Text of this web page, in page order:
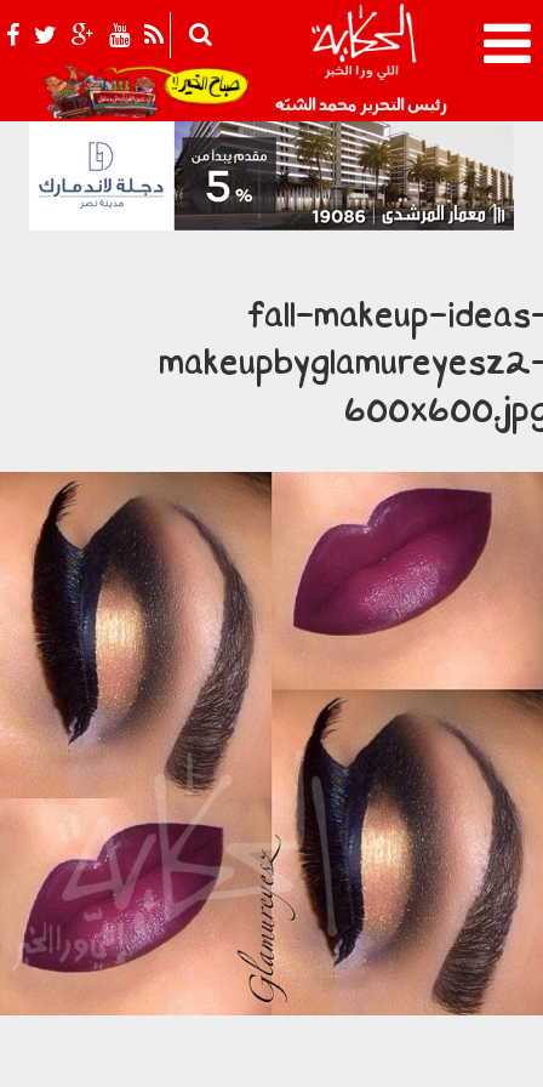
رئيس التحرير محمد الشبّه 021_2.png
fall-makeup-